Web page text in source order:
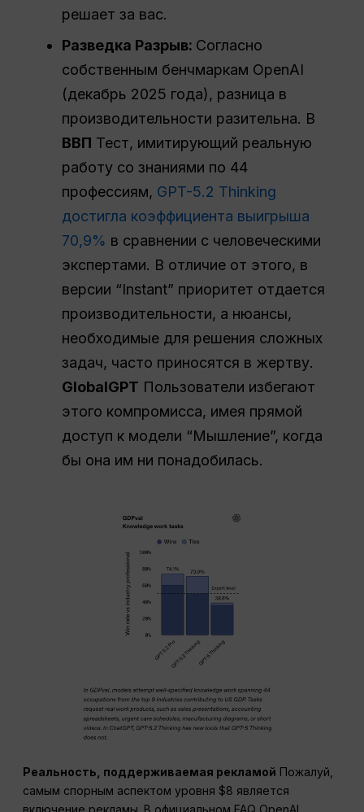
решает за вас.
Разведка Разрыв: Согласно
собственным бенчмаркам OpenAI
(декабрь 2025 года), разница в
производительности разительна. В
ВВП Тест, имитирующий реальную
работу со знаниями по 44
профессиям, GPT-5.2 Thinking
достигла коэффициента выигрыша
70,9% в сравнении с человеческими
экспертами. В отличие от этого, в
версии “Instant” приоритет отдается
производительности, а нюансы,
необходимые для решения сложных
задач, часто приносятся в жертву.
GlobalGPT Пользователи избегают
этого компромисса, имея прямой
доступ к модели “Мышление”, когда
бы она им ни понадобилась.
Реальность, поддерживаемая рекламой Пожалуй,
самым спорным аспектом уровня $8 является
включение рекламы. В официальном FAQ OpenAI